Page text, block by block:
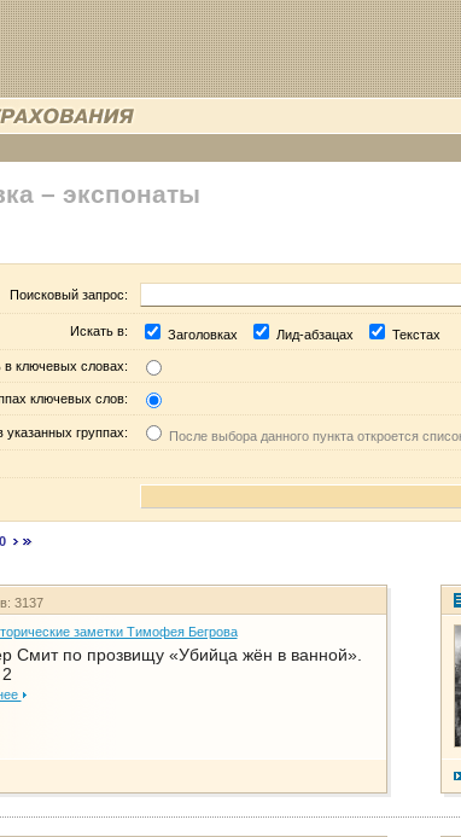
– экспонаты
Поисковый запрос:
Искать в: Заголовках Лид-абзацах Текстах
в ключевых словах:
ключевых слов:
указанных группах: После выбора данного пункта откроется
3137
заметки Тимофея Бегрова
Смит по прозвищу «Убийца жён в ванной».